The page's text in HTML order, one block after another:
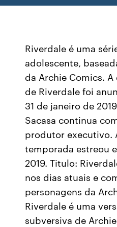
Riverdale é uma
adolescente,
da Archie Comics.
de Riverdale foi
31 de janeiro de
Sacasa continua
produtor executivo.
temporada estreou
2019. Titulo:
nos dias atuais e
personagens da
Riverdale é uma
subversiva de